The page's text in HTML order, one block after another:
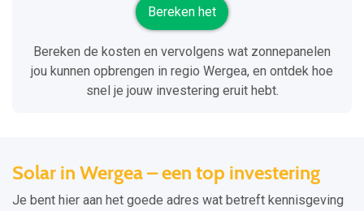
Bereken het
Bereken de kosten en vervolgens wat zonnepanelen
jou kunnen opbrengen in regio Wergea, en ontdek hoe
snel je jouw investering eruit hebt.
Solar in Wergea – een top investering
Je bent hier aan het goede adres wat betreft kennisgeving